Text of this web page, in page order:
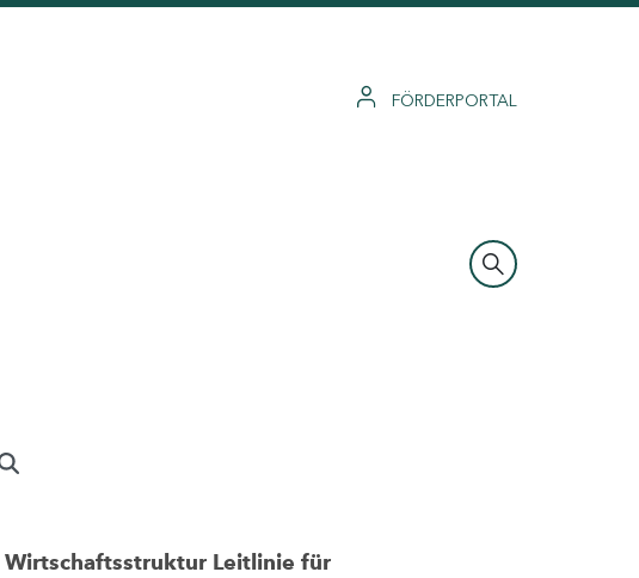
FÖRDERPORTAL
Leitlinie für